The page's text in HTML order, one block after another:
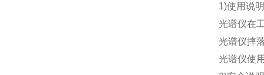
1)使用说
光谱仪在
光谱仪摔
光谱仪使